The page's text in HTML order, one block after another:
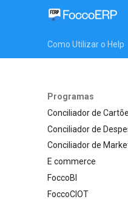
Como Utilizar o Help
Programas
Conciliador de
Conciliador de
Conciliador de
E commerce
FoccoBI
FoccoCIOT